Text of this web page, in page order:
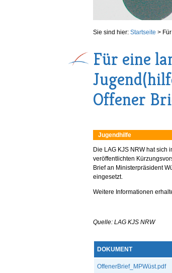
Sie sind hier: Startseite >
Für eine
Offener
Jugendhilfe
Die LAG KJS NRW hat sich
veröffentlichten
Brief an Ministerpräsident
eingesetzt.
Weitere Informationen
Quelle: LAG KJS NRW
DOKUMENT
OffenerBrief_MPWüst.pdf